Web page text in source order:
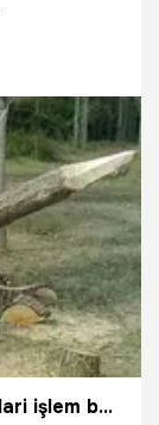
AKÜ, 'defineci profesör' hakkında idari işlem başlattı